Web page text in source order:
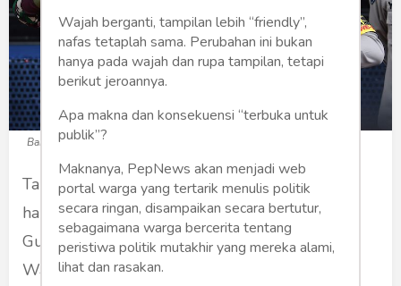
Barang bukti penyerangan terhadap polisi (Foto: kendalku.com)
Tanggal 9 Desember 2020 ditetapkan sebagai
hari libur nasional dalam rangka pemilihan
Gubernur dan Wakil Gubernur, Bupati dan
Wakil Bupati, serta Walikota dan Wakil Wali
Wajah berganti, tampilan lebih “friendly”,
nafas tetaplah sama. Perubahan ini bukan
hanya pada wajah dan rupa tampilan, tetapi
berikut jeroannya.
Apa makna dan konsekuensi “terbuka untuk
publik”?
Maknanya, PepNews akan menjadi web
portal warga yang tertarik menulis politik
secara ringan, disampaikan secara bertutur,
sebagaimana warga bercerita tentang
peristiwa politik mutakhir yang mereka alami,
lihat dan rasakan.